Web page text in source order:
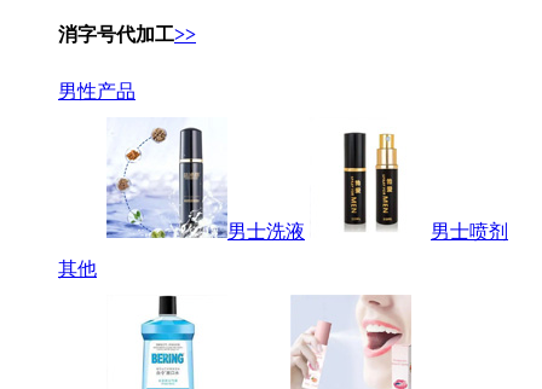
消字号代加工>>
男性产品
男士洗液
男士喷剂
其他